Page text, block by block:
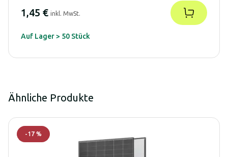
1,45 € inkl. MwSt.
Auf Lager > 50 Stück
Ähnliche Produkte
-17 %